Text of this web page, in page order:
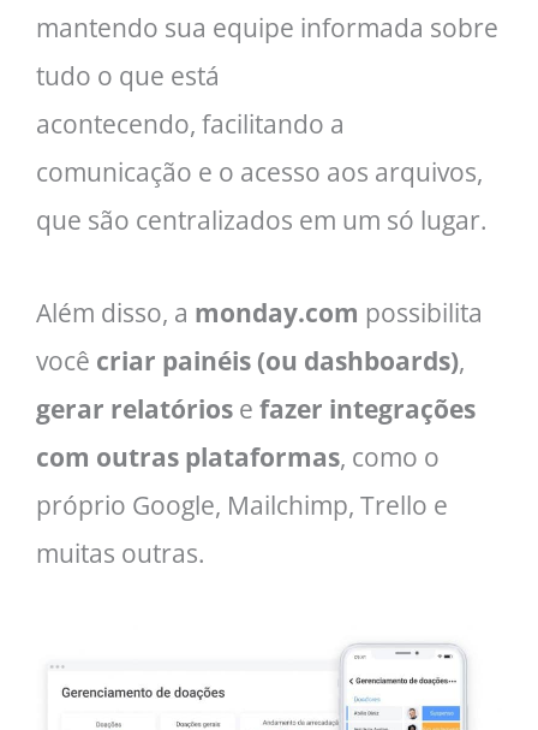
mantendo sua equipe informada sobre
tudo o que está
acontecendo, facilitando a
comunicação e o acesso aos arquivos,
que são centralizados em um só lugar.
Além disso, a monday.com possibilita
você criar painéis (ou dashboards),
gerar relatórios e fazer integrações
com outras plataformas, como o
próprio Google, Mailchimp, Trello e
muitas outras.